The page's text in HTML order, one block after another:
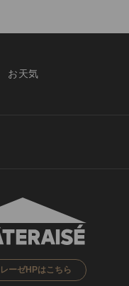
お天気
ーゼHPはこちら